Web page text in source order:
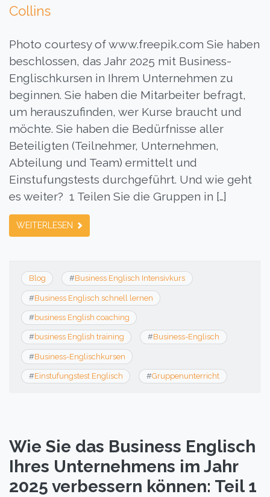
Collins
Photo courtesy of www.freepik.com Sie haben
beschlossen, das Jahr 2025 mit Business-
Englischkursen in Ihrem Unternehmen zu
beginnen. Sie haben die Mitarbeiter befragt,
um herauszufinden, wer Kurse braucht und
möchte. Sie haben die Bedürfnisse aller
Beteiligten (Teilnehmer, Unternehmen,
Abteilung und Team) ermittelt und
Einstufungstests durchgeführt. Und wie geht
es weiter? 1 Teilen Sie die Gruppen in […]
WEITERLESEN
Blog #Business Englisch Intensivkurs
#Business Englisch schnell lernen
#business English coaching
#business English training #Business-Englisch
#Business-Englischkursen
#Einstufungstest Englisch #Gruppenunterricht
Wie Sie das Business Englisch
Ihres Unternehmens im Jahr
2025 verbessern können: Teil 1